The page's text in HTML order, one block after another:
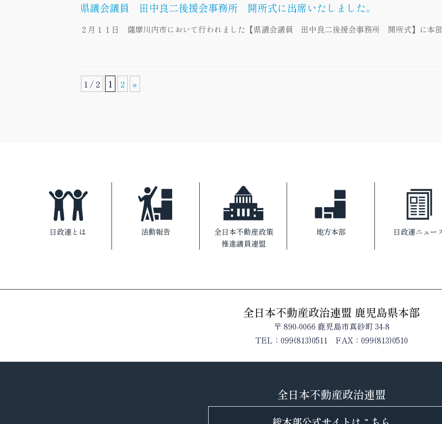
県議会議員 田中良二後援会事務所 開所式に出席いたしました。
２月１１日 薩摩川内市において行われました【県議会議員 田中良二後援会事務所 開所式】に本
1 / 2 1 2 »
日政連とは 活動報告
全日本不動産政策
推進議員連盟
地方本部 日政連ニュー
全日本不動産政治連盟 鹿児島県本部
〒 890-0066 鹿児島市真砂町 34-8
TEL：099(813)0511
FAX：099(813)0510
全日本不動産政治連盟